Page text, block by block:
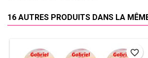
16 AUTRES PRODUITS DANS LA
favorite_border